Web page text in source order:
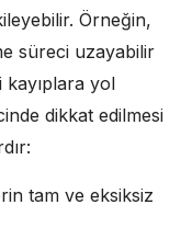
Örneğin,
süreci uzayabilir
kayıplara yol
dikkat edilmesi
tam ve eksiksiz